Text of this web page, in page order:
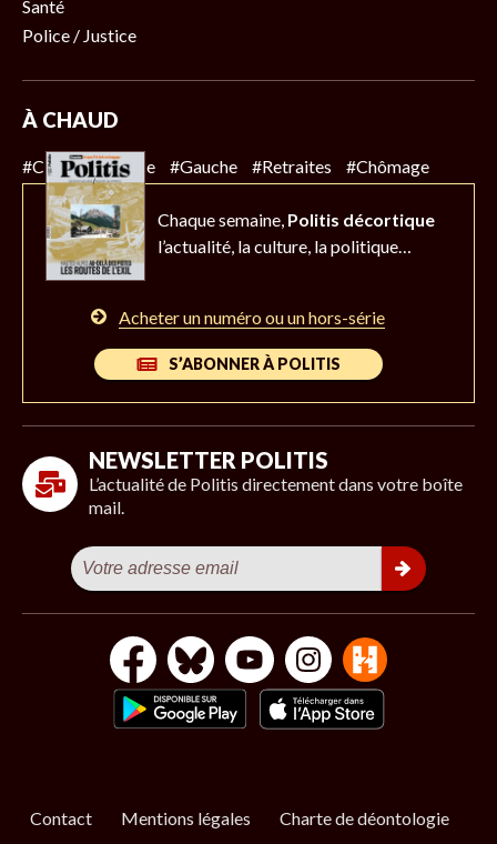
Santé
Police / Justice
À CHAUD
#Climat #Police #Gauche #Retraites #Chômage
Chaque semaine, Politis décortique
l’actualité, la culture, la politique…
Acheter un numéro ou un hors-série
S’ABONNER À POLITIS
NEWSLETTER POLITIS
L’actualité de Politis directement dans votre boîte
mail.
Contact Mentions légales
Charte de déontologie